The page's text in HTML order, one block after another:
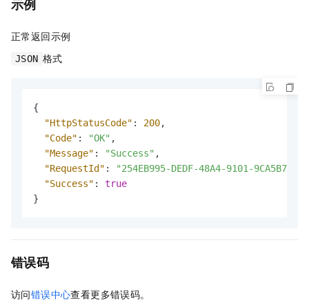
示例
正常返回示例
JSON 格式
{
"HttpStatusCode" : 200,
"Code" : "OK" ,
"Message" : "Success" ,
"RequestId" :
"254EB995-DEDF-48A4-9101-
"Success" :
true
}
错误码
访问错误中心查看更多错误码。